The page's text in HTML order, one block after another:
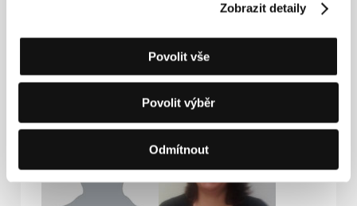
Zobrazit detaily
Povolit vše
Povolit výběr
Odmítnout
Šimon Hájek
Pavel Vácha
Producer